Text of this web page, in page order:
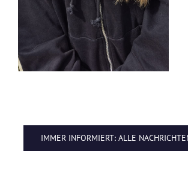
IMMER INFORMIERT: ALLE